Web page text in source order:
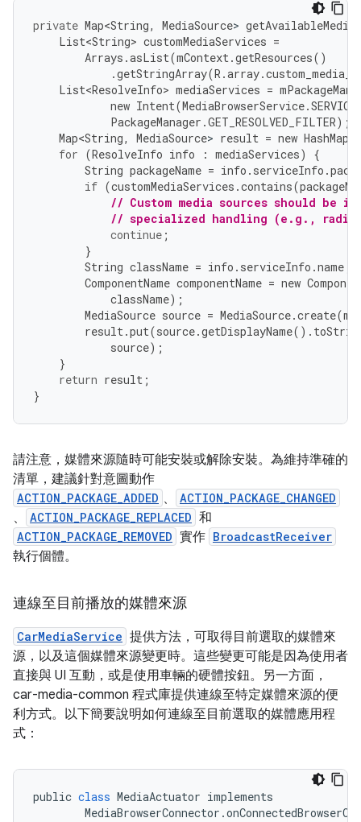
private Map<String, MediaSource>
List<String> customMediaServices =
Arrays .asList(mContext.getResources()
.getStringArray(R .array.
List<ResolveInfo> mediaServices =
new Intent(MediaBrowserService.
PackageManager .GET_RESOLVED_FILTER);
Map<String, MediaSource> result = new HashMap
for (ResolveInfo info : mediaServices)
{
String packageName = info . serviceInfo .
if (customMediaServices .contains(
// Custom media sources should be
// specialized handling (e.g.,
continue ;
}
String className = info . serviceInfo .name
ComponentName componentName = new
className);
MediaSource source = MediaSource.create(
result.put(source.getDisplayName().
source);
}
return result ;
}
請注意，媒體來源隨時可能安裝或解除安裝。為維持準確的
清單，建議針對意圖動作
ACTION_PACKAGE_ADDED 、 ACTION_PACKAGE_CHANGED
、 ACTION_PACKAGE_REPLACED 和
ACTION_PACKAGE_REMOVED 實作 BroadcastReceiver
執行個體。
連線至目前播放的媒體來源
CarMediaService 提供方法，可取得目前選取的媒體來
源，以及這個媒體來源變更時。這些變更可能是因為使用者
直接與 UI 互動，或是使用車輛的硬體按鈕。另一方面，
car-media-common 程式庫提供連線至特定媒體來源的便
利方式。以下簡要說明如何連線至目前選取的媒體應用程
式：
public class MediaActuator implements
MediaBrowserConnector .